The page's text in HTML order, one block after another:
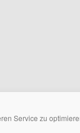
Service zu